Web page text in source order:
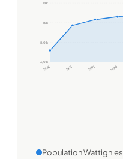
3,0 k
8,0 k
13 k
18 k
1968 1975 1982 1990
Population Wattignies